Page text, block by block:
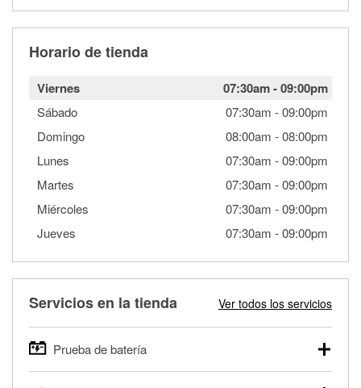
Horario de tienda
Viernes 07:30am-09:00pm
Sábado 07:30am -09:00pm
Domingo
08:00am -08:00pm
Lunes
07:30am -09:00pm
Martes
07:30am -09:00pm
Miércoles
07:30am -09:00pm
Jueves
07:30am -09:00pm
Servicios en la tienda Ver todos los servicios
Prueba de batería